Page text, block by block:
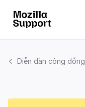
Diễn đàn cộng đồng